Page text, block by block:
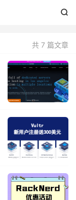

共 7 篇文章